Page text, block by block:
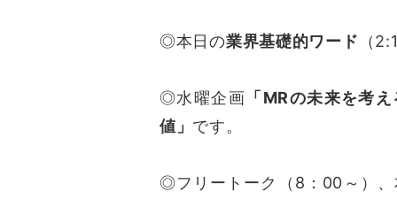
◎本日の業界基礎的ワード （
◎水曜企画 「MRの未来を考
値」 です。
◎フリートーク（8：00～）、